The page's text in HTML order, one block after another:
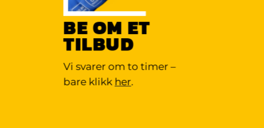
BE OM ET
TILBUD
Vi svarer om to timer –
bare klikk her.